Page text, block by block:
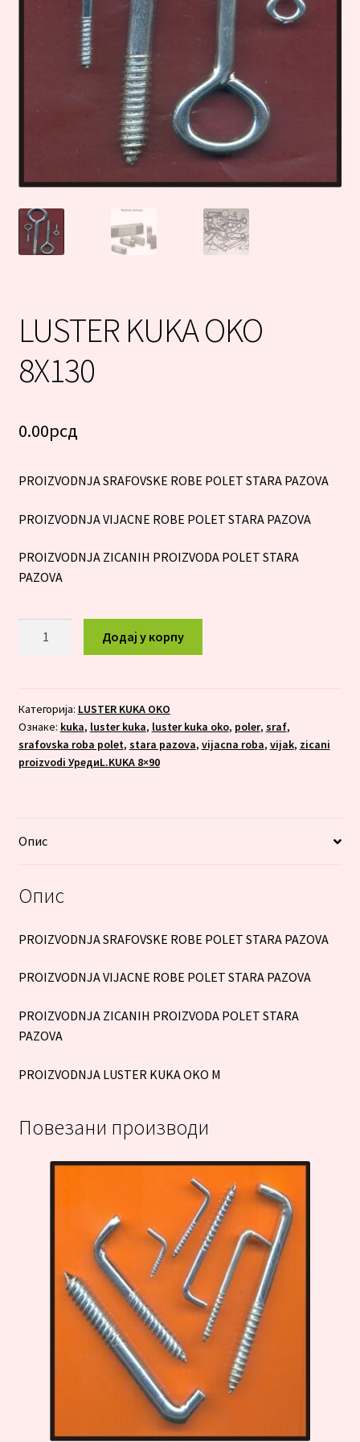
LUSTER KUKA OKO
8X130
0.00рсд
PROIZVODNJA SRAFOVSKE ROBE POLET STARA PAZOVA
PROIZVODNJA VIJACNE ROBE POLET STARA PAZOVA
PROIZVODNJA ZICANIH PROIZVODA POLET STARA
PAZOVA
количина
Додај у корпу
Категорија: LUSTER KUKA OKO
Ознаке: kuka, luster kuka, luster kuka oko, poler, sraf,
srafovska roba polet, stara pazova, vijacna roba, vijak, zicani
proizvodi УредиL.KUKA 8×90
Опис
Опис
PROIZVODNJA SRAFOVSKE ROBE POLET STARA PAZOVA
PROIZVODNJA VIJACNE ROBE POLET STARA PAZOVA
PROIZVODNJA ZICANIH PROIZVODA POLET STARA
PAZOVA
PROIZVODNJA LUSTER KUKA OKO M
Повезани производи